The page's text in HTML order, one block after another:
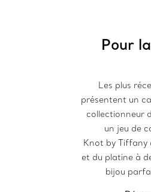
Pour
Les plus
présentent un
collectionneur
un jeu de
Knot by Tiffany
et du platine à
bijou